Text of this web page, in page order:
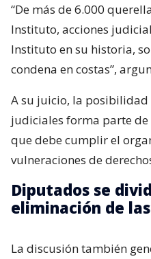
“De más de 6.000
Instituto, acciones
Instituto en su historia,
condena en costas”,
A su juicio, la posibilidad
judiciales forma parte de
que debe cumplir el
vulneraciones de
Diputados se
eliminación de
La discusión también